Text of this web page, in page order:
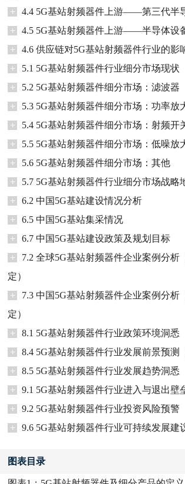
+
4.4 5G基站射频器件上游——第三代半
+
4.5 5G基站射频器件上游——半导体设
+
4.6 供应链对5G基站射频器件行业的影
+
5.1 5G基站射频器件行业细分市场现状
+
5.2 5G基站射频器件细分市场：滤波器
+
5.3 5G基站射频器件细分市场：功率放
+
5.4 5G基站射频器件细分市场：射频开
+
5.5 5G基站射频器件细分市场：低噪放
+
5.6 5G基站射频器件细分市场：其他
+
5.7 5G基站射频器件行业细分市场战略
+
6.2 中国5G基站建设情况分析
+
6.5 中国5G基站集采情况
+
6.7 中国5G基站建设政策及规划目标
+
7.2 全球5G基站射频器件企业案例分析
定）
+
7.3 中国5G基站射频器件企业案例分析
定）
+
8.1 5G基站射频器件行业政策环境洞悉
+
8.4 5G基站射频器件行业发展前景预测
+
8.5 5G基站射频器件行业发展趋势洞悉
+
9.1 5G基站射频器件行业进入与退出壁
+
9.2 5G基站射频器件行业投资风险预警
+
9.6 5G基站射频器件行业可持续发展建
图表目录